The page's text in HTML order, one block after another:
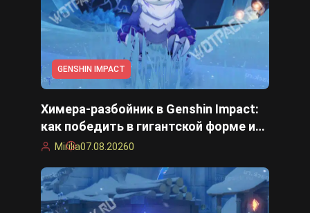
GENSHIN IMPACT
Химера-разбойник в Genshin Impact:
как победить в гигантской форме и
уменьшенном состоянии
Mirilia07.08.20260